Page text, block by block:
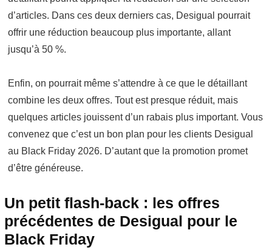
d’articles. Dans ces deux derniers cas, Desigual pourrait
offrir une réduction beaucoup plus importante, allant
jusqu’à 50 %.
Enfin, on pourrait même s’attendre à ce que le détaillant
combine les deux offres. Tout est presque réduit, mais
quelques articles jouissent d’un rabais plus important. Vous
convenez que c’est un bon plan pour les clients Desigual
au Black Friday 2026. D’autant que la promotion promet
d’être généreuse.
Un petit flash-back : les offres
précédentes de Desigual pour le
Black Friday